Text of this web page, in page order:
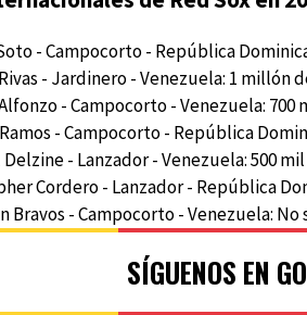
- Campocorto - República
- Jardinero - Venezuela: 1 millón
- Campocorto - Venezuela: 700
- Campocorto - República
- Lanzador - Venezuela: 500
Cordero - Lanzador - República
Bravos - Campocorto - Venezuela: No
SÍGUENOS EN